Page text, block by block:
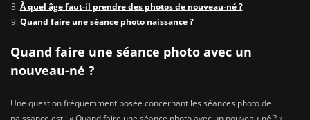
À quel âge faut-il prendre des photos de nouveau-né ?
Quand faire une séance photo naissance ?
Quand faire une séance photo avec un
nouveau-né ?
Une question fréquemment posée concernant les séances photo de